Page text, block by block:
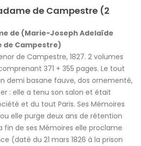
de Campestre (2
de (Marie-Joseph Adelaïde
de Campestre)
de Campestre, 1827. 2 volumes
371 + 355 pages. Le tout
demi basane fauve, dos ornementé,
: elle a tenu son salon et était
et du tout Paris. Ses Mémoires
elle purge deux ans de rétention
fin de ses Mémoires elle proclame
(daté du 21 mars 1826 à la prison